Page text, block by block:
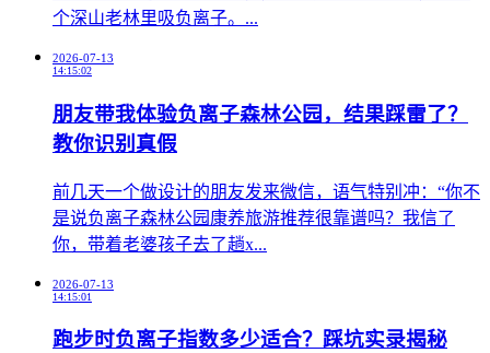
个深山老林里吸负离子。...
2026-07-13
14:15:02
朋友带我体验负离子森林公园，结果踩雷了？
教你识别真假
前几天一个做设计的朋友发来微信，语气特别冲：“你不
是说负离子森林公园康养旅游推荐很靠谱吗？我信了
你，带着老婆孩子去了趟x...
2026-07-13
14:15:01
跑步时负离子指数多少适合？踩坑实录揭秘